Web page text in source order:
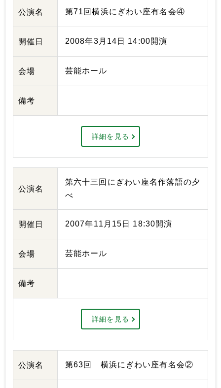
公演名 第71回横浜にぎわい座有名会④
開催日 2008年3月14日 14:00開演
会場 芸能ホール
備考
詳細を見る
公演名
第六十三回にぎわい座名作落語の夕
べ
開催日 2007年11月15日 18:30開演
会場 芸能ホール
備考
詳細を見る
公演名 第63回 横浜にぎわい座有名会②